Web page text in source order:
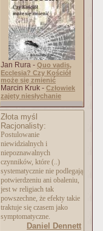
Jan Rura - Quo vadis,
Ecclesia? Czy Kościół
może się zmienić
Marcin Kruk - Człowiek
zajęty niesłychanie
Złota myśl
Racjonalisty:
Postulowanie
niewidzialnych i
niepoznawalnych
czynników, które (..)
systematycznie nie podlegają
potwierdzeniu ani obaleniu,
jest w religiach tak
powszechne, że efekty takie
traktuje się czasem jako
symptomatyczne.
Daniel Dennett